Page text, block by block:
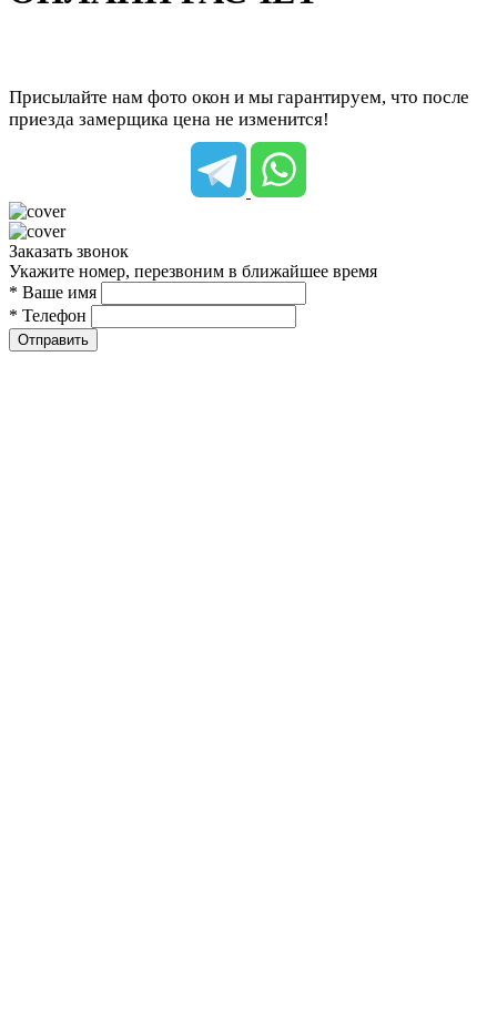
Присылайте нам фото окон и мы гарантируем, что после
приезда замерщика цена не изменится!
Заказать звонок
Укажите номер, перезвоним в ближайшее время
* Ваше имя
* Телефон
Отправить